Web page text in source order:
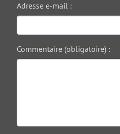
Adresse e-mail :
Commentaire (obligatoire) :